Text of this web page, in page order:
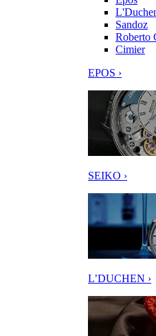
Sandoz
Roberto
Cimier
EPOS ›
SEIKO ›
L’DUCHEN ›